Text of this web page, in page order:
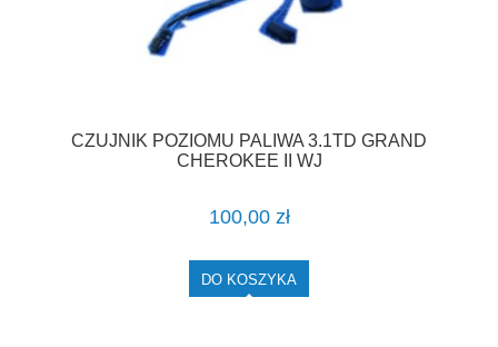
CZUJNIK POZIOMU PALIWA 3.1TD GRAND
CHEROKEE II WJ
100,00 zł
DO KOSZYKA